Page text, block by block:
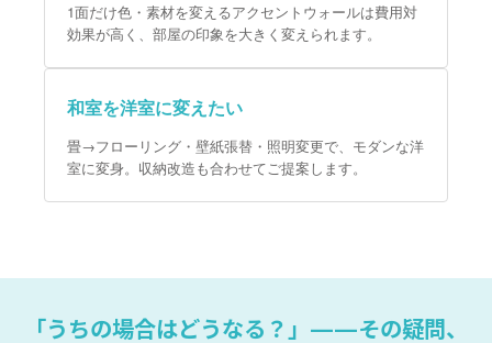
1面だけ色・素材を変えるアクセントウォールは費用対
効果が高く、部屋の印象を大きく変えられます。
和室を洋室に変えたい
畳→フローリング・壁紙張替・照明変更で、モダンな洋
室に変身。収納改造も合わせてご提案します。
「うちの場合はどうなる？」——その疑問、